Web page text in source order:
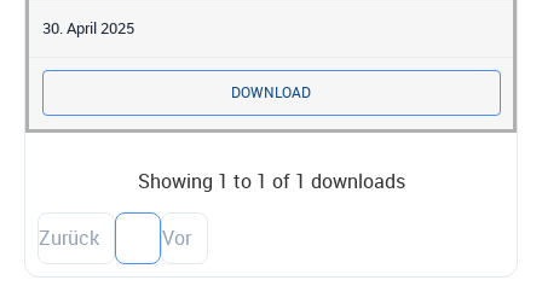
30. April 2025
DOWNLOAD
Showing 1 to 1 of 1 downloads
Zurück Vor